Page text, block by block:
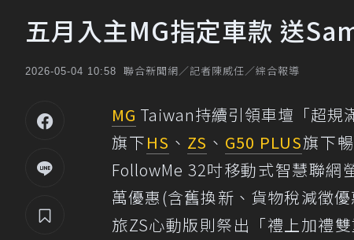
五月入主MG指定車款 送
2026-05-04 10:58 聯合新聞網／記者陳威任／綜合報導
MG Taiwan持續引領車壇「超規
旗下HS 、 ZS 、 G50 PLUS旗下
FollowMe 32吋移動式智慧聯網
萬優惠(含舊換新、貨物稅減徵
旅ZS心動版則祭出「禮上加禮